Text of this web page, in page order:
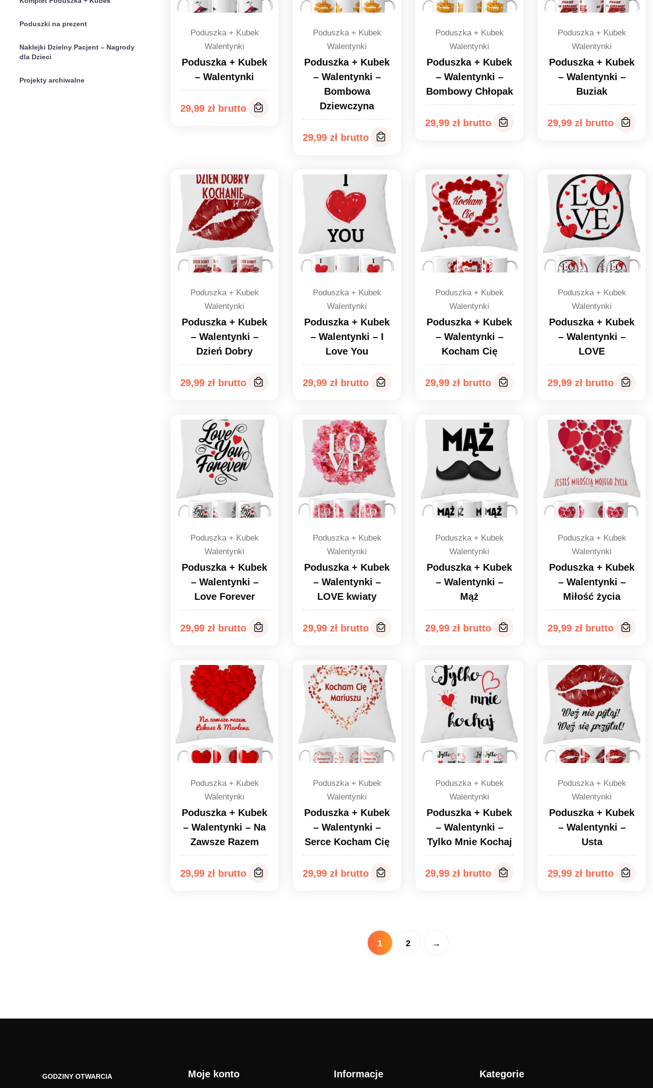
Poduszki na prezent
Naklejki Dzielny Pacjent – Nagrody
dla Dzieci
Projekty archiwalne
Poduszka + Kubek
Walentynki
Poduszka + Kubek
– Walentynki
29,99 zł
Poduszka + Kubek
Walentynki
Poduszka + Kubek
– Walentynki –
Bombowa
Dziewczyna
29,99 zł
Poduszka + Kubek
Walentynki
Poduszka + Kubek
– Walentynki –
Bombowy Chłopak
29,99 zł
Poduszka + Kubek
Walentynki
Poduszka + Kubek
– Walentynki –
Buziak
29,99 zł
Poduszka + Kubek
Walentynki
Poduszka + Kubek
– Walentynki –
Dzień Dobry
29,99 zł
Poduszka + Kubek
Walentynki
Poduszka + Kubek
– Walentynki – I
Love You
29,99 zł
Poduszka + Kubek
Walentynki
Poduszka + Kubek
– Walentynki –
Kocham Cię
29,99 zł
Poduszka + Kubek
Walentynki
Poduszka + Kubek
– Walentynki –
LOVE
29,99 zł
Poduszka + Kubek
Walentynki
Poduszka + Kubek
– Walentynki –
Love Forever
29,99 zł
Poduszka + Kubek
Walentynki
Poduszka + Kubek
– Walentynki –
LOVE kwiaty
29,99 zł
Poduszka + Kubek
Walentynki
Poduszka + Kubek
– Walentynki –
Mąż
29,99 zł
Poduszka + Kubek
Walentynki
Poduszka + Kubek
– Walentynki –
Miłość życia
29,99 zł
Poduszka + Kubek
Walentynki
Poduszka + Kubek
– Walentynki – Na
Zawsze Razem
29,99 zł
Poduszka + Kubek
Walentynki
Poduszka + Kubek
– Walentynki –
Serce Kocham Cię
29,99 zł
Poduszka + Kubek
Walentynki
Poduszka + Kubek
– Walentynki –
Tylko Mnie Kochaj
29,99 zł
Poduszka + Kubek
Walentynki
Poduszka + Kubek
– Walentynki –
Usta
29,99 zł
1 2 →
GODZINY OTWARCIA Moje konto Informacje Kategorie